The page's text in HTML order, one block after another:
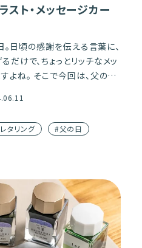
スト・メッセージカー
日頃の感謝を伝える言葉に、
けで、ちょっとリッチなメッ
よね。 そこで今回は、父の日
」「お酒」の簡単イ […]
タリング #父の日